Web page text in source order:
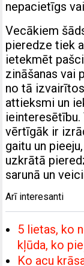
nepacietīgs
Vecākiem
pieredze tiek
ietekmēt
zināšanas vai
no tā
attieksmi un
vērtīgāk ir
gaitu un
uzkrātā
sarunā un
Arī interesanti
5 lietas, ko
kļūda, ko
Ko acu